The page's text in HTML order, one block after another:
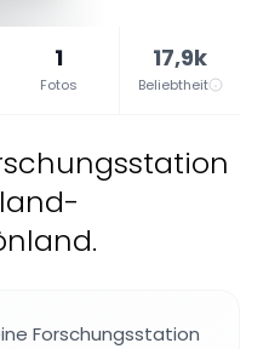
1
Fotos
17,9k
Beliebtheit
Forschungsstation